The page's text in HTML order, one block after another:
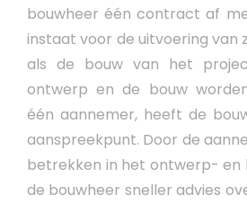
bouwheer één contract af
instaat voor de uitvoering van
als de bouw van het
ontwerp en de bouw
één aannemer, heeft de
aanspreekpunt. Door de
betrekken in het ontwerp- en
de bouwheer sneller advies